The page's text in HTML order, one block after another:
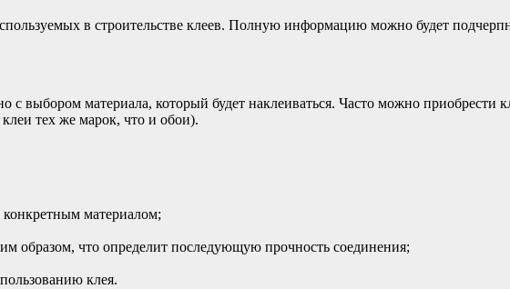
в строительстве клеев. Полную информацию можно будет
с выбором материала, который будет наклеиваться. Часто можно
тех же марок, что и обои).
конкретным материалом;
образом, что определит последующую прочность соединения;
клея.